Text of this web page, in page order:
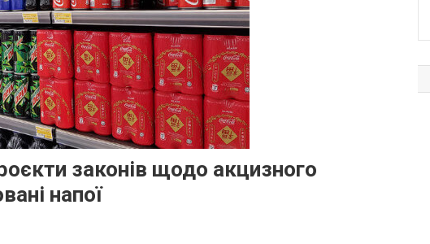
законів щодо акцизного
напої